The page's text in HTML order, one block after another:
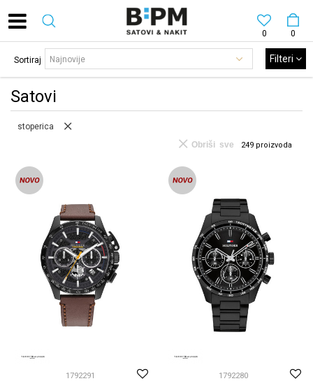
0
0
Satovi
Sortiraj Filteri
stoperica
249 proizvoda
Obriši sve
1792291 1792280